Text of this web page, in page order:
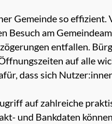
Gemeinde so effizient.
Besuch am
entfallen.
auf alle
dass sich
auf zahlreiche
und Bankdaten